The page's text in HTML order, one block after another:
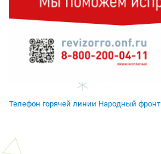
Телефон горячей линии Народный фронт